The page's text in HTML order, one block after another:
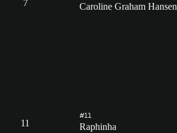
7 Caroline Graham Hansen
11
#11
Raphinha